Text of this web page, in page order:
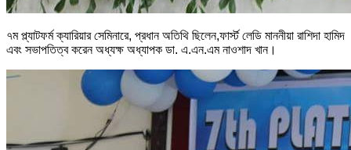
৭ম প্ল্যাটফর্ম ক্যারিয়ার সেমিনারে, প্রধান অতিথি ছিলেন,ফার্স্ট লেডি মাননীয়া রাশিদা হামিদ
এবং সভাপতিত্ব করেন অধ্যক্ষ অধ্যাপক ডা. এ.এন.এম নাওশাদ খান।